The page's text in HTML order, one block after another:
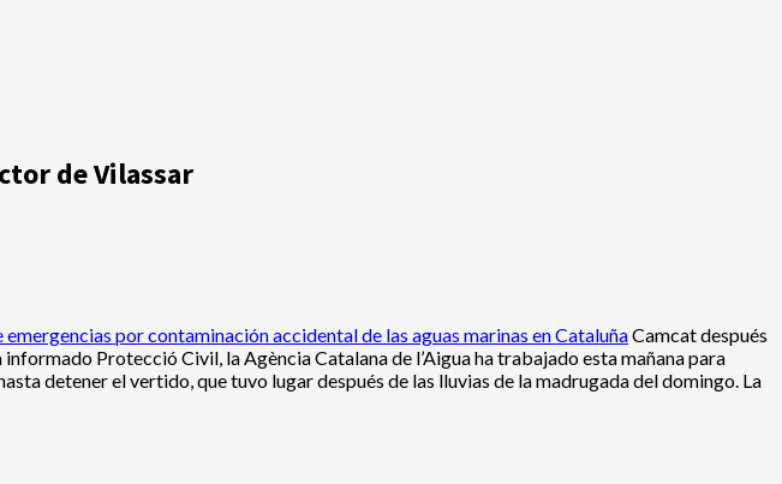
de Vilassar
por contaminación accidental de las aguas marinas en CataluñaCamcat después
Protecció Civil, la Agència Catalana de l’Aigua ha trabajado esta mañana para
detener el vertido, que tuvo lugar después de las lluvias de la madrugada del domingo. La